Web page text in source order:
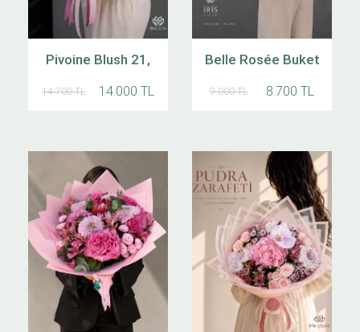
Pivoine Blush 21,
14.700 TL 14.000 TL
Belle Rosée Buket
9.000 TL 8.700 TL